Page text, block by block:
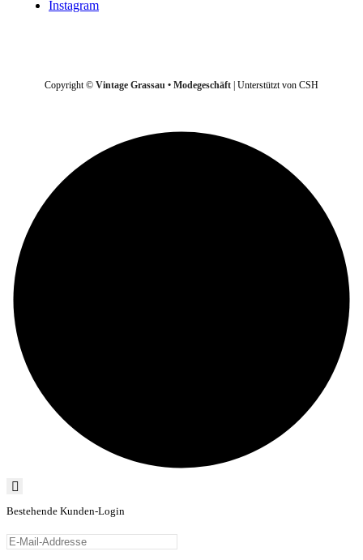
Instagram
Copyright © Vintage Grassau • Modegeschäft | Unterstützt von CSH
Bestehende Kunden-Login